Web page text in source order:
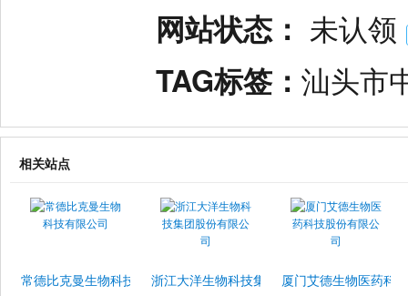
网站状态： 未认领
TAG标签： 汕头市
相关站点
常德比克曼生物科技有限公司浙江大洋生物科技集团股份有限公司
厦门艾德生物医药科